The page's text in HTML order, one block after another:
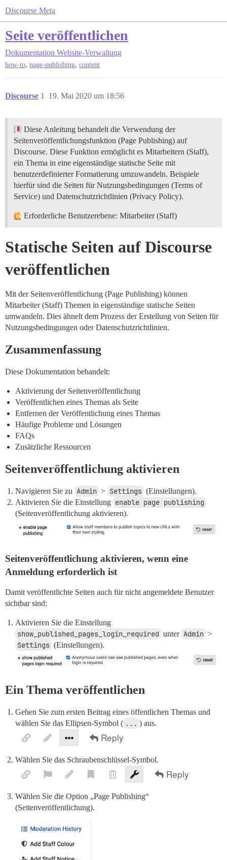
Discourse Meta
Seite veröffentlichen
Dokumentation Website-Verwaltung
how-to, page-publishing, content
Discourse 19. Mai 2020 um 18:56
1
Diese Anleitung behandelt die Verwendung der
Seitenveröffentlichungsfunktion (Page Publishing) auf
Discourse. Diese Funktion ermöglicht es Mitarbeitern (Staff),
ein Thema in eine eigenständige statische Seite mit
benutzerdefinierter Formatierung umzuwandeln. Beispiele
hierfür sind die Seiten für Nutzungsbedingungen (Terms of
Service) und Datenschutzrichtlinien (Privacy Policy).
Erforderliche Benutzerebene: Mitarbeiter (Staff)
Statische Seiten auf Discourse
veröffentlichen
Mit der Seitenveröffentlichung (Page Publishing) können
Mitarbeiter (Staff) Themen in eigenständige statische Seiten
umwandeln. Dies ähnelt dem Prozess der Erstellung von Seiten für
Nutzungsbedingungen oder Datenschutzrichtlinien.
Zusammenfassung
Diese Dokumentation behandelt:
Aktivierung der Seitenveröffentlichung
Veröffentlichen eines Themas als Seite
Entfernen der Veröffentlichung eines Themas
Häufige Probleme und Lösungen
FAQs
Zusätzliche Ressourcen
Seitenveröffentlichung aktivieren
Navigieren Sie zu Admin > Settings (Einstellungen).
Aktivieren Sie die Einstellung enable page publishing
(Seitenveröffentlichung aktivieren).
Seitenveröffentlichung aktivieren, wenn eine
Anmeldung erforderlich ist
Damit veröffentlichte Seiten auch für nicht angemeldete Benutzer
sichtbar sind:
Aktivieren Sie die Einstellung
show_published_pages_login_required unter Admin >
Settings (Einstellungen).
Ein Thema veröffentlichen
Gehen Sie zum ersten Beitrag eines öffentlichen Themas und
wählen Sie das Ellipsen-Symbol ( ... ) aus.
Wählen Sie das Schraubenschlüssel-Symbol.
Wählen Sie die Option „Page Publishing“
(Seitenveröffentlichung).